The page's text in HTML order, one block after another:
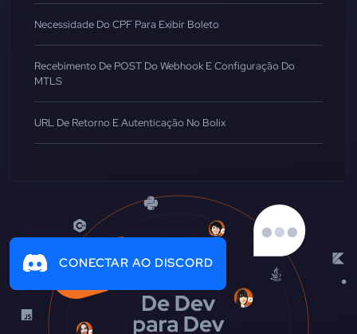
Necessidade Do CPF Para Exibir Boleto
Recebimento De POST Do Webhook E Configuração Do
MTLS
URL De Retorno E Autenticação No Bolix
CONECTAR AO DISCORD